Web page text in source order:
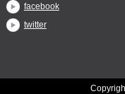
facebook
twitter